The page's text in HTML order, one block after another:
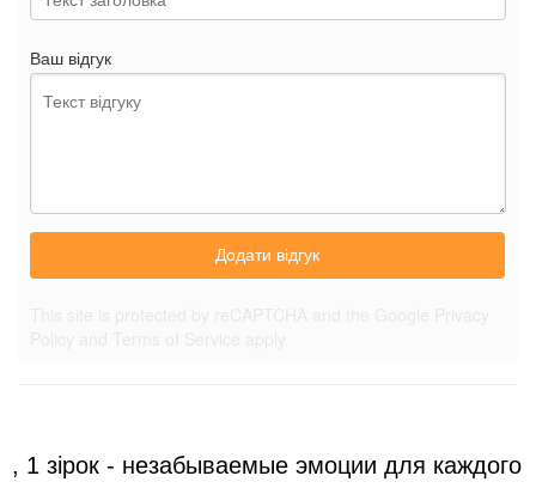
Ваш відгук
Додати відгук
, 1 зірок - незабываемые эмоции для каждого